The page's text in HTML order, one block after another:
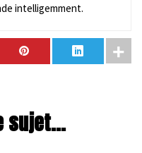
intelligemment.
sujet...